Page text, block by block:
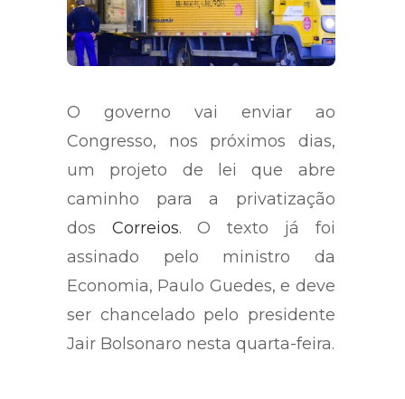
O governo vai enviar ao
Congresso, nos próximos dias,
um projeto de lei que abre
caminho para a privatização
dos Correios. O texto já foi
assinado pelo ministro da
Economia, Paulo Guedes, e deve
ser chancelado pelo presidente
Jair Bolsonaro nesta quarta-feira.